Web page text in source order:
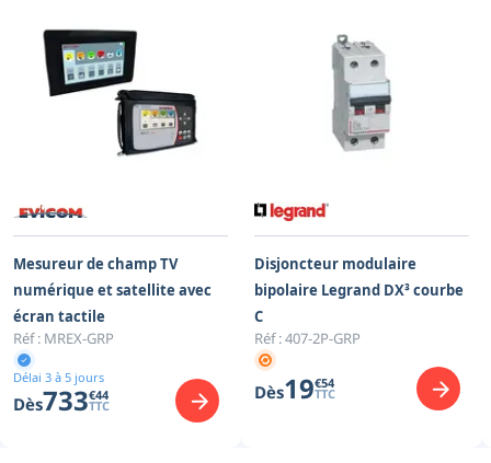
Mesureur de champ TV
numérique et satellite avec
écran tactile
Réf : MREX-GRP
Délai 3 à 5 jours
Dès733€44
TTC
Disjoncteur modulaire
bipolaire Legrand DX³ courbe
C
Réf :407-2P-GRP
Dès19€54
TTC